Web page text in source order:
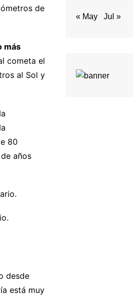
de
más
cometa el
al Sol y
80
años
desde
está muy
« May Jul »